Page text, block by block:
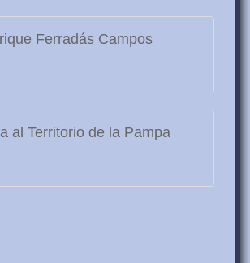
Ferradás Campos
al Territorio de la Pampa